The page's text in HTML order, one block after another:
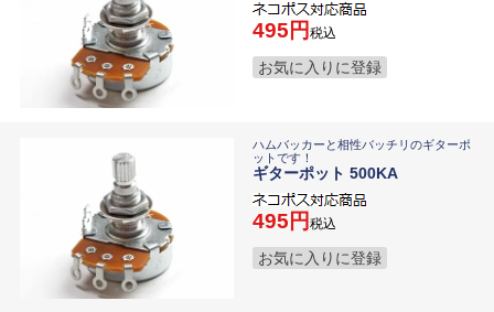
495 税込
お気に入りに登録
ハムバッカーと相性バッチリのギターポ
ットです！
ギターポット 500KA
495 税込
お気に入りに登録